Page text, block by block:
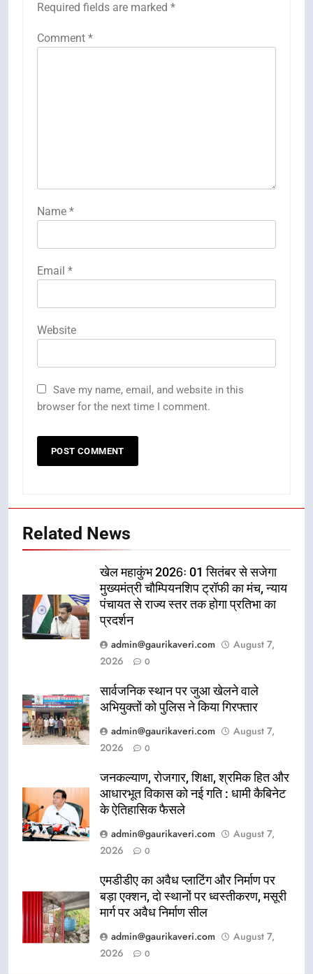
Required fields are marked *
Comment *
Name *
Email *
Website
Save my name, email, and website in this
browser for the next time I comment.
Related News
खेल महाकुंभ 2026ः 01 सितंबर से सजेगा
मुख्यमंत्री चौम्पियनशिप ट्रॉफी का मंच, न्याय
पंचायत से राज्य स्तर तक होगा प्रतिभा का
प्रदर्शन
admin@gaurikaveri.com
August 7,
2026
0
सार्वजनिक स्थान पर जुआ खेलने वाले
अभियुक्तों को पुलिस ने किया गिरफ्तार
admin@gaurikaveri.com
August 7,
2026
0
जनकल्याण, रोजगार, शिक्षा, श्रमिक हित और
आधारभूत विकास को नई गति : धामी कैबिनेट
के ऐतिहासिक फैसले
admin@gaurikaveri.com
August 7,
2026
0
एमडीडीए का अवैध प्लाटिंग और निर्माण पर
बड़ा एक्शन, दो स्थानों पर ध्वस्तीकरण, मसूरी
मार्ग पर अवैध निर्माण सील
admin@gaurikaveri.com
August 7,
2026
0